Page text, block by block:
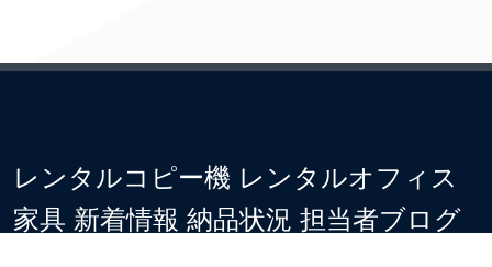
レンタルコピー機 レンタルオフィス
家具 新着情報 納品状況 担当者ブログ